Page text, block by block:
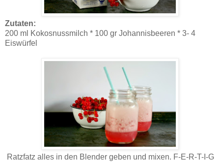
Zutaten:
200 ml Kokosnussmilch * 100 gr Johannisbeeren * 3- 4
Eiswürfel
Ratzfatz alles in den Blender geben und mixen. F-E-R-T-I-G